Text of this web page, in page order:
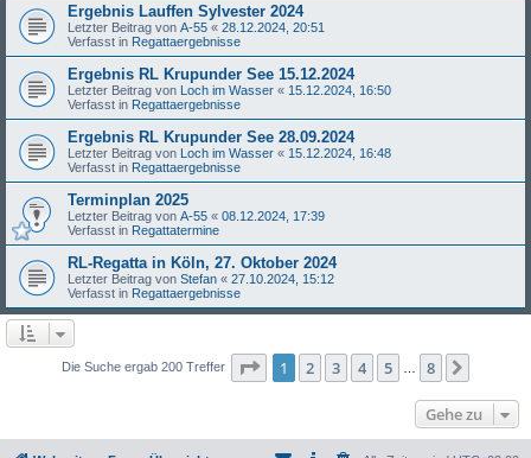
Ergebnis Lauffen Sylvester 2024
Letzter Beitrag von A-55 « 28.12.2024, 20:51
Verfasst in Regattaergebnisse
Ergebnis RL Krupunder See 15.12.2024
Letzter Beitrag von Loch im Wasser « 15.12.2024, 16:50
Verfasst in Regattaergebnisse
Ergebnis RL Krupunder See 28.09.2024
Letzter Beitrag von Loch im Wasser « 15.12.2024, 16:48
Verfasst in Regattaergebnisse
Terminplan 2025
Letzter Beitrag von A-55 « 08.12.2024, 17:39
Verfasst in Regattatermine
RL-Regatta in Köln, 27. Oktober 2024
Letzter Beitrag von Stefan « 27.10.2024, 15:12
Verfasst in Regattaergebnisse
Die Suche ergab 200 Treffer Seite 1von
1 2 3 4 5 8
Gehe zu